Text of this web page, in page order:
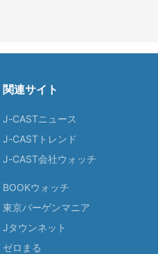
関連サイト
J-CASTニュース
J-CASTトレンド
J-CAST会社ウォッチ
BOOKウォッチ
東京バーゲンマニア
Jタウンネット
ゼロまる